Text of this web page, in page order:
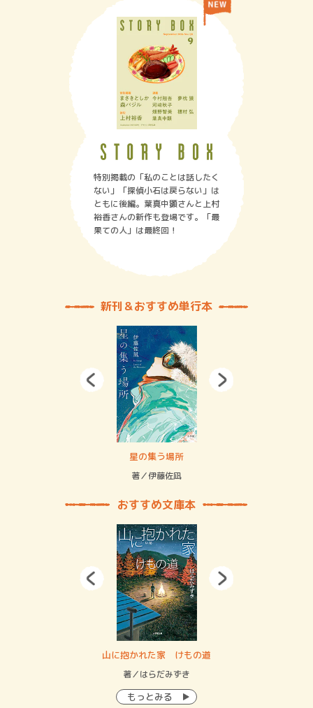
特別掲載の「私のことは話したく
ない」「探偵小石は戻らない」は
ともに後編。葉真中顕さんと上村
裕香さんの新作も登場です。「最
果ての人」は最終回！
新刊＆おすすめ単行本
星の集う場所
著／伊藤佐凪
おすすめ文庫本
山に抱かれた家 けもの道
著／はらだみずき
もっとみる